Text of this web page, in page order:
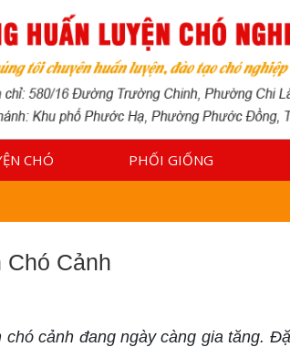
CHÓ PHỐI GIỐNG
Cảnh
cảnh đang ngày càng gia tăng.